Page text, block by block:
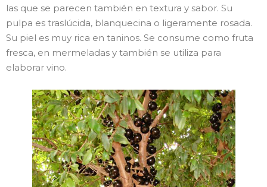
las que se parecen también en textura y sabor. Su
pulpa es traslúcida, blanquecina o ligeramente rosada.
Su piel es muy rica en taninos. Se consume como fruta
fresca, en mermeladas y también se utiliza para
elaborar vino.